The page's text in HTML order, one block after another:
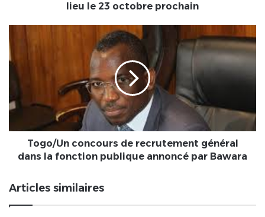
le
23
octobre
lieu le 23 octobre prochain
concours
de
la
publique
annoncéTogo/Un concours de recrutement général
dans la fonction publique annoncé par Bawara
Articles similaires